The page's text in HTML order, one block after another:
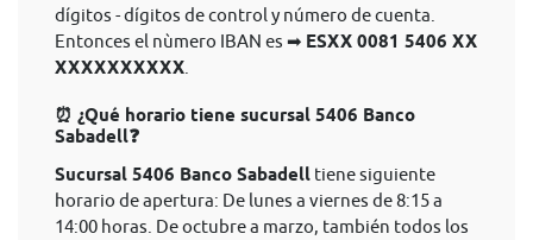
dígitos - dígitos de control y número de cuenta.
Entonces el nùmero IBAN es ➡ ESXX 0081 5406 XX
XXXXXXXXXX
⏰ ¿Qué horario tiene sucursal 5406 Banco
Sabadell❓
Sucursal 5406 Banco Sabadell tiene siguiente
horario de apertura: De lunes a viernes de 8:15 a
14:00 horas. De octubre a marzo, también todos los